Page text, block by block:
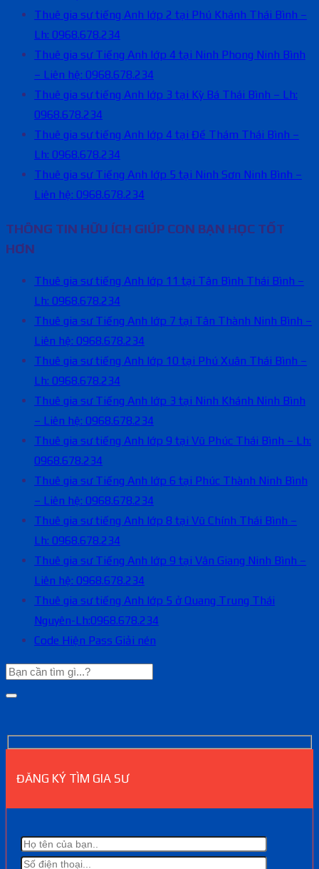
Thuê gia sư tiếng Anh lớp 2 tại Phú Khánh Thái Bình –
Lh: 0968.678.234
Thuê gia sư Tiếng Anh lớp 4 tại Ninh Phong Ninh Bình
– Liên hệ: 0968.678.234
Thuê gia sư tiếng Anh lớp 3 tại Kỳ Bá Thái Bình – Lh:
0968.678.234
Thuê gia sư tiếng Anh lớp 4 tại Đề Thám Thái Bình –
Lh: 0968.678.234
Thuê gia sư Tiếng Anh lớp 5 tại Ninh Sơn Ninh Bình –
Liên hệ: 0968.678.234
THÔNG TIN HỮU ÍCH GIÚP CON BẠN HỌC TỐT
HƠN
Thuê gia sư tiếng Anh lớp 11 tại Tân Bình Thái Bình –
Lh: 0968.678.234
Thuê gia sư Tiếng Anh lớp 7 tại Tân Thành Ninh Bình –
Liên hệ: 0968.678.234
Thuê gia sư tiếng Anh lớp 10 tại Phú Xuân Thái Bình –
Lh: 0968.678.234
Thuê gia sư Tiếng Anh lớp 3 tại Ninh Khánh Ninh Bình
– Liên hệ: 0968.678.234
Thuê gia sư tiếng Anh lớp 9 tại Vũ Phúc Thái Bình – Lh:
0968.678.234
Thuê gia sư Tiếng Anh lớp 6 tại Phúc Thành Ninh Bình
– Liên hệ: 0968.678.234
Thuê gia sư tiếng Anh lớp 8 tại Vũ Chính Thái Bình –
Lh: 0968.678.234
Thuê gia sư Tiếng Anh lớp 9 tại Vân Giang Ninh Bình –
Liên hệ: 0968.678.234
Thuê gia sư tiếng Anh lớp 5 ở Quang Trung Thái
Nguyên-Lh:0968.678.234
Code Hiện Pass Giải nén
ĐĂNG KÝ TÌM GIA SƯ